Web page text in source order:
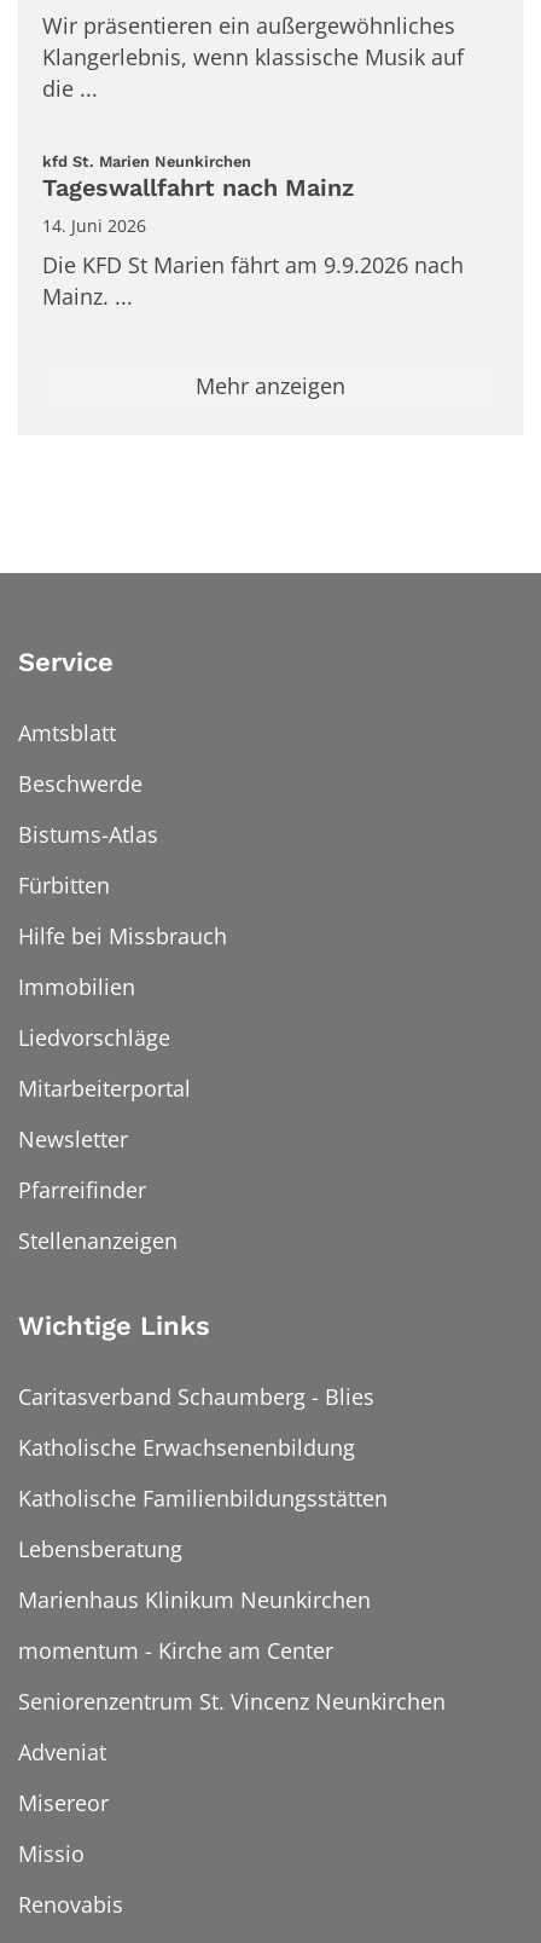
Wir präsentieren ein außergewöhnliches
Klangerlebnis, wenn klassische Musik auf
die ...
kfd St. Marien Neunkirchen
Tageswallfahrt nach Mainz
14. Juni 2026
Die KFD St Marien fährt am 9.9.2026 nach
Mainz. ...
Mehr anzeigen
Service
Amtsblatt
Beschwerde
Bistums-Atlas
Fürbitten
Hilfe bei Missbrauch
Immobilien
Liedvorschläge
Mitarbeiterportal
Newsletter
Pfarreifinder
Stellenanzeigen
Wichtige Links
Caritasverband Schaumberg - Blies
Katholische Erwachsenenbildung
Katholische Familienbildungsstätten
Lebensberatung
Marienhaus Klinikum Neunkirchen
momentum - Kirche am Center
Seniorenzentrum St. Vincenz Neunkirchen
Adveniat
Misereor
Missio
Renovabis